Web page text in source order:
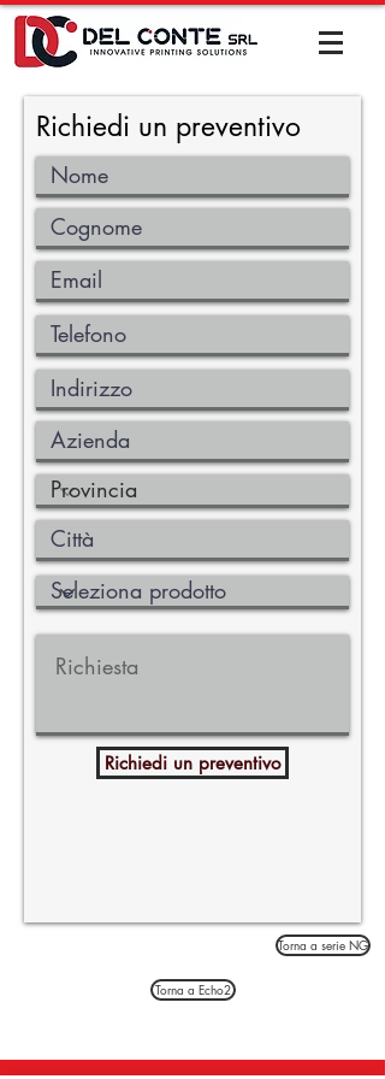
Richiedi un preventivo
Richiedi un preventivo
Torna a serie NG
Torna a Echo2